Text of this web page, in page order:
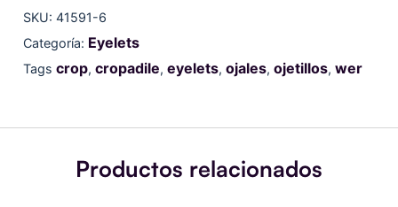
R
cantidad
SKU: 41591-6
Categoría: Eyelets
Tags crop, cropadile, eyelets, ojales, ojetillos, wer
Productos relacionados